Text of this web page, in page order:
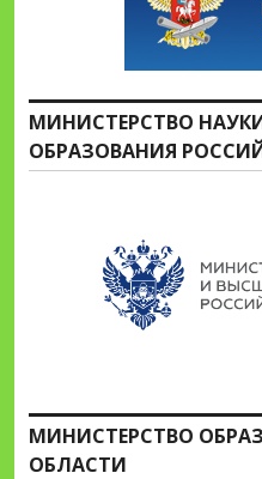
МИНИСТЕРСТВО
ОБРАЗОВАНИЯ
МИНИСТЕРСТВО
ОБЛАСТИ